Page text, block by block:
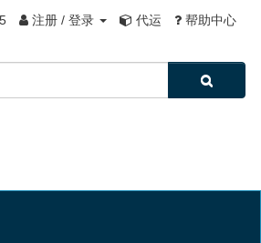
注册 / 登录 代运 帮助中心